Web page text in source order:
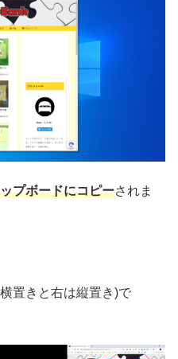
プボードにコピーされま
置きと右は縦置き)で